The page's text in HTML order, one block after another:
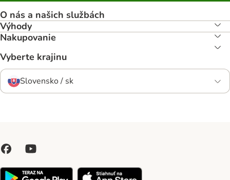
O nás a našich službách
Výhody
Nakupovanie
Vyberte krajinu
Slovensko / sk